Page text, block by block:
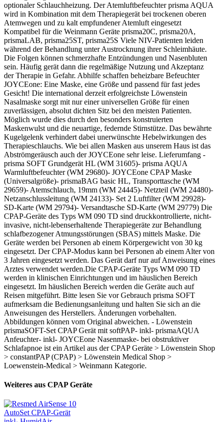
optionaler Schlauchheizung. Der Atemluftbefeuchter prisma AQUA
wird in Kombination mit dem Therapiegerät bei trockenen oberen
Atemwegen und zu kalt empfundener Atemluft eingesetzt
Kompatibel für die Weinmann Geräte prisma20C, prisma20A,
prismaLAB, prisma25ST, prisma25S Viele NIV-Patienten leiden
während der Behandlung unter Austrocknung ihrer Schleimhäute.
Die Folgen können schmerzhafte Entzündungen und Nasenbluten
sein. Häufig gerät dann die regelmäßige Nutzung und Akzeptanz
der Therapie in Gefahr. Abhilfe schaffen beheizbare Befeuchter
JOYCEone: Eine Maske, eine Größe und passend für fast jedes
Gesicht! Die international derzeit erfolgreichste Löwenstein
Nasalmaske sorgt mit nur einer universellen Größe für einen
zuverlässigen, absolut dichten Sitz bei den meisten Patienten.
Möglich wurde dies durch den besonders konstruierten
Maskenwulst und die neuartige, federnde Stirnstütze. Das bewährte
Kugelgelenk verhindert dabei unerwünschte Hebelwirkungen des
Therapieschlauchs. Wie bei allen Masken aus unserem Haus ist das
Abströmgeräusch auch der JOYCEone sehr leise. Lieferumfang -
prisma SOFT Grundgerät HL (WM 31605)- prisma AQUA
Warmluftbefeuchter (WM 29680)- JOYCEone CPAP Maske
(Universalgröße)- prismaBAG basic HL, Transporttasche (WM
29659)- Atemschlauch, 19mm (WM 24445)- Netzteil (WM 24480)-
Netzanschlussleitung (WM 24133)- Set 2 Luftfilter (WM 29928)-
SD-Karte (WM 29794)- Versandtasche SD-Karte (WM 29779) Die
CPAP-Geräte des Typs WM 090 TD sind druckkontrollierte, nicht-
invasive, nicht-lebenserhaltende Therapiegeräte zur Behandlung
schlafbezogener Atmungsstörungen (SBAS) mittels Maske. Die
Geräte werden bei Personen ab einem Körpergewicht von 30 kg
eingesetzt. Der CPAP-Modus kann bei Personen ab einem Alter von
3 Jahren eingesetzt werden. Das Gerät darf nur auf Anweisung eines
Arztes verwendet werden.Die CPAP-Geräte Typs WM 090 TD
werden in klinischen Einrichtungen und im häuslichen Bereich
eingesetzt. Im häuslichen Bereich werden die Geräte auch auf
Reisen mitgeführt. Bitte lesen Sie vor Gebrauch prisma SOFT
aufmerksam die Bedienungsanleitung und halten Sie sich an die
Anweisungen des Herstellers. Änderungen vorbehalten.
Abbildungen können vom Original abweichen. - Löwenstein
prismaSOFT-Set CPAP Gerät mit softPAP- inkl- prismaAQUA
Anfeuchter- inkl- JOYCEone Nasenmaske- bei obstruktiver
Schlafapnoe ist ein Artikel aus der CPAP Geräte > Löwenstein Shop
> constantPAP (CPAP) > Löwenstein Medical Shop >
Loewenstein-Medical > Weinmann Kategorie.
Weiteres aus CPAP Geräte